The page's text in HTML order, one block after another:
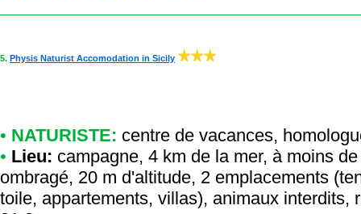
5. Physis Naturist Accomodation in Sicily
• NATURISTE: centre de vacances,
• Lieu: campagne, 4 km de la mer, à moins
ombragé, 20 m d'altitude, 2 emplacements
toile, appartements, villas), animaux interdits,